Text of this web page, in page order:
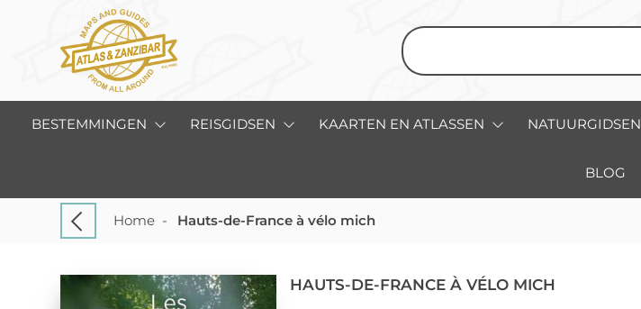
BESTEMMINGEN REISGIDSEN KAARTEN EN ATLASSEN NATUURGIDSEN
BLOG
Home - Hauts-de-France à vélo mich
HAUTS-DE-FRANCE À VÉLO MICH